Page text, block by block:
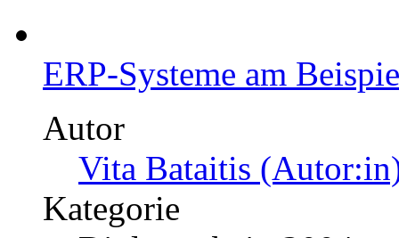
ERP-Systeme am
Autor
Vita Bataitis
Kategorie